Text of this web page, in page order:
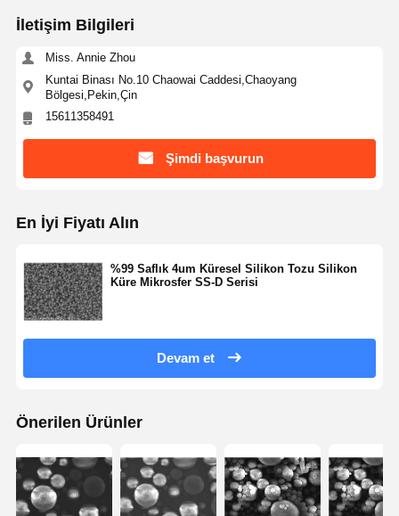
Ana Sayfa
Bize Ulaşın Teklif Isteği
Monodispers Silika Mikroküreler
Küresel silik toz
Silika Mikroküreler Kozmetik
küresel alümina tozu
İletişim Bilgileri
Miss. Annie Zhou
Kuntai Binası No.10 Chaowai Caddesi,Chaoyang
Bölgesi,Pekin,Çin
15611358491
Şimdi başvurun
En İyi Fiyatı Alın
%99 Saflık 4um Küresel Silikon Tozu Silikon
Küre Mikrosfer SS-D Serisi
Devam et
Önerilen Ürünler